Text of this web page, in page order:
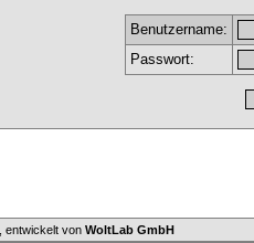
Benutzername:
Passwort:
, entwickelt von WoltLab GmbH